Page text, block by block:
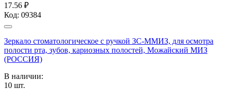
17.56 ₽
Код: 09384
Зеркало стоматологическое с ручкой ЗС-ММИЗ, для осмотра
полости рта, зубов, кариозных полостей, Можайский МИЗ
(РОССИЯ)
В наличии:
10 шт.